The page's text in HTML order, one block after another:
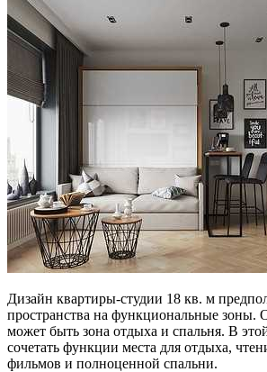
Дизайн квартиры-студии 18 кв. м
пространства на функциональные зоны.
может быть зона отдыха и спальня. В
сочетать функции места для отдыха,
фильмов и полноценной спальни.